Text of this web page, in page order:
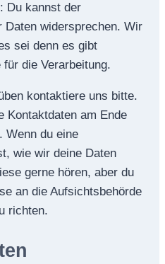
Du kannst der
Daten widersprechen. Wir
sei denn es gibt
die Verarbeitung.
kontaktiere uns bitte.
Kontaktdaten am Ende
Wenn du eine
wie wir deine Daten
gerne hören, aber du
an die Aufsichtsbehörde
richten.